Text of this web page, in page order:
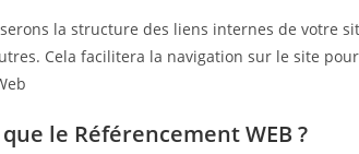
la structure des liens internes de votre
Cela facilitera la navigation sur le site
que le Référencement WEB ?